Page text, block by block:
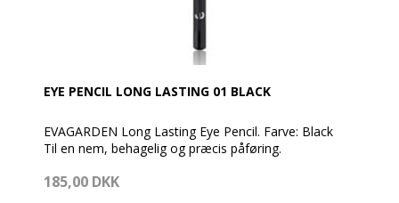
EYE PENCIL LONG LASTING 01 BLACK
EVAGARDEN Long Lasting Eye Pencil. Farve: Black
Til en nem, behagelig og præcis påføring.
Kan bruges både skarp og udtonet alt efter det
185,00 DKK